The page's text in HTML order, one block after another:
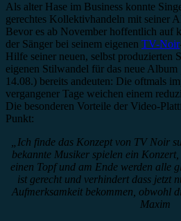
Als alter Hase im Business konnte
gerechtes Kollektivhandeln mit seiner
Bevor es ab November hoffentlich auf
der Sänger bei seinem eigenen TV-Noir
Hilfe seiner neuen, selbst produzierten
eigenen Stilwandel für das neue Album
14.08.) bereits andeuten: Die oftmals
vergangener Tage weichen einem
Die besonderen Vorteile der Video-
Punkt:
„Ich finde das Konzept von TV Noir
bekannte Musiker spielen ein
einen Topf und am Ende werden alle
ist gerecht und verhindert dass jetzt
Aufmerksamkeit bekommen, obwohl
Maxim